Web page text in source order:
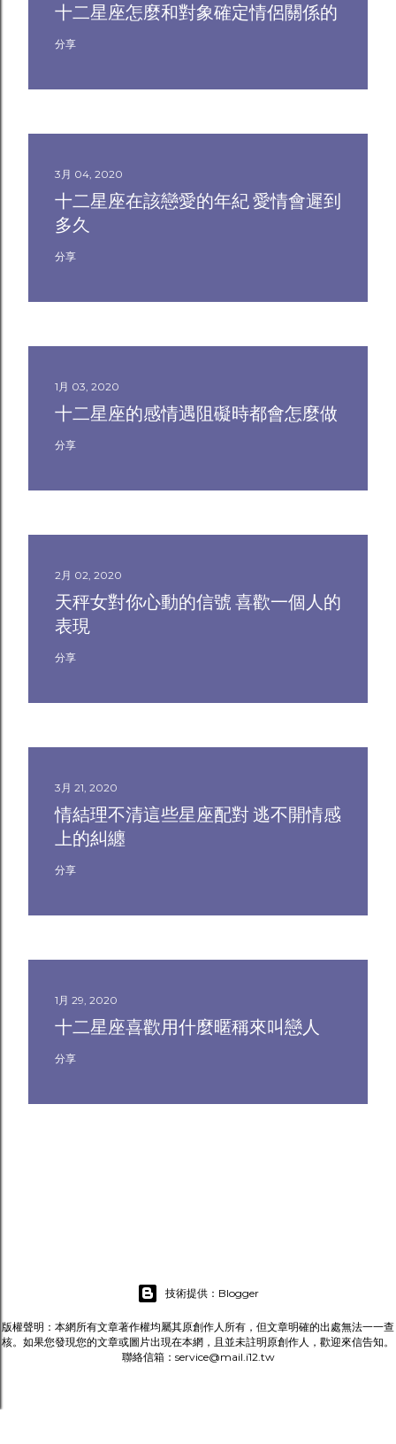
十二星座怎麼和對象確定情侶關係的
分享
3月 04, 2020
十二星座在該戀愛的年紀 愛情會遲到
多久
分享
1月 03, 2020
十二星座的感情遇阻礙時都會怎麼做
分享
2月 02, 2020
天秤女對你心動的信號 喜歡一個人的
表現
分享
3月 21, 2020
情結理不清這些星座配對 逃不開情感
上的糾纏
分享
1月 29, 2020
十二星座喜歡用什麼暱稱來叫戀人
分享
技術提供：Blogger
版權聲明：本網所有文章著作權均屬其原創作人所有，但文章明確的出處無法一一查
核。如果您發現您的文章或圖片出現在本網，且並未註明原創作人，歡迎來信告知。
聯絡信箱：service@mail.i12.tw